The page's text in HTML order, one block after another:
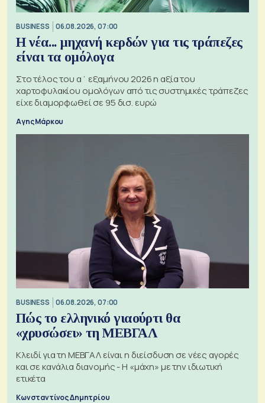
BUSINESS 06.08.2026, 07:00
Η νέα... μηχανή κερδών για τις τράπεζες
είναι τα ομόλογα
Στο τέλος του α΄ εξαμήνου 2026 η αξία του
χαρτοφυλακίου ομολόγων από τις συστημικές τράπεζες
είχε διαμορφωθεί σε 95 δισ. ευρώ
Αγης Μάρκου
BUSINESS 06.08.2026, 07:00
Πώς το ελληνικό γιαούρτι θα
«χρυσώσει» τη ΜΕΒΓΑΛ
Κλειδί για τη ΜΕΒΓΑΛ είναι η διείσδυση σε νέες αγορές
και σε κανάλια διανομής - Η «μάχη» με την ιδιωτική
ετικέτα
Κωνσταντίνος Δημητρίου